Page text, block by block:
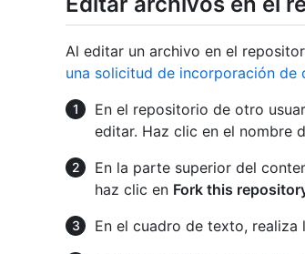
Al editar un archivo en el
una solicitud de incorporación de
En el repositorio de otro
editar. Haz clic en el nombre
En la parte superior del
haz clic en Fork this
En el cuadro de texto, realiza